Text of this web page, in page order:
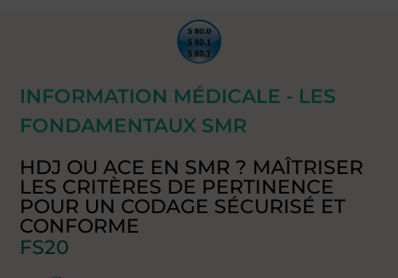
INFORMATION MÉDICALE - LES
FONDAMENTAUX SMR
HDJ OU ACE EN SMR ? MAÎTRISER
LES CRITÈRES DE PERTINENCE
POUR UN CODAGE SÉCURISÉ ET
CONFORME
FS20